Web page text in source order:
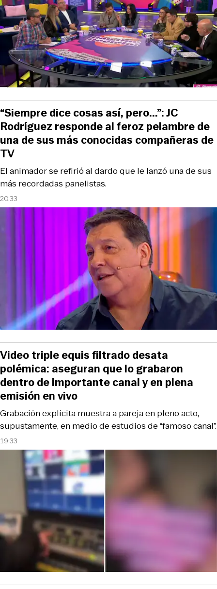
20:33
El animador se refirió al dardo que le lanzó una de sus
más recordadas panelistas.
“Siempre dice cosas así, pero...”: JC
Rodríguez responde al feroz pelambre de
una de sus más conocidas compañeras de
TV
19:33
Grabación explícita muestra a pareja en pleno acto,
supustamente, en medio de estudios de “famoso canal”.
Video triple equis filtrado desata
polémica: aseguran que lo grabaron
dentro de importante canal y en plena
emisión en vivo